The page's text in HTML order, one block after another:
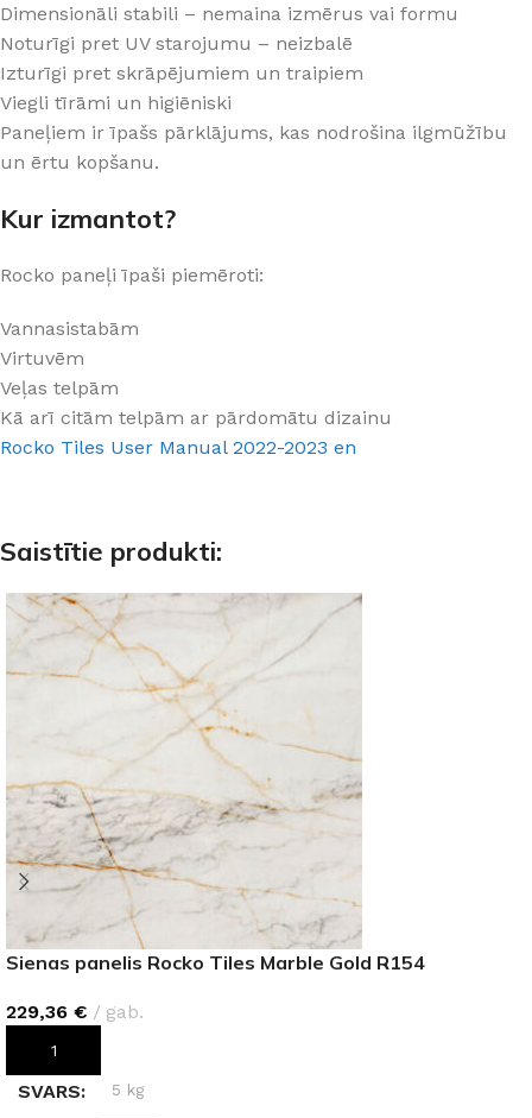
Dimensionāli stabili – nemaina izmērus vai formu
Noturīgi pret UV starojumu – neizbalē
Izturīgi pret skrāpējumiem un traipiem
Viegli tīrāmi un higiēniski
Paneļiem ir īpašs pārklājums, kas nodrošina ilgmūžību
un ērtu kopšanu.
Kur izmantot?
Rocko paneļi īpaši piemēroti:
Vannasistabām
Virtuvēm
Veļas telpām
Kā arī citām telpām ar pārdomātu dizainu
Rocko Tiles User Manual 2022-2023 en
Saistītie produkti:
Sienas panelis Rocko Tiles Marble Gold R154
229,36 € gab.
PIEVIENOT GROZAM
SVARS 5 kg